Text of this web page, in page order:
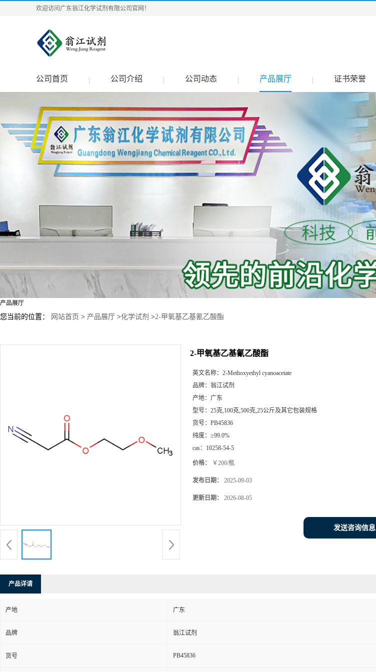
欢迎访问广东翁江化学试剂有限公司官网！
公司首页 公司介绍 公司动态 产品展厅 证书荣誉
产品展厅
您当前的位置： 网站首页 > 产品展厅 >化学试剂 >2-甲氧基乙基氰乙酸酯
2-甲氧基乙基氰乙酸酯
英文名称： 2-Methoxyethyl cyanoacetate
品牌： 翁江试剂
产地： 广东
型号： 25克,100克,500克,25公斤及其它包装规格
货号： PB45836
纯度： ≥99.0%
cas： 10258-54-5
价格： ￥200/瓶
发布日期： 2025-09-03
更新日期： 2026-08-05
发送咨询信息
产品详请
产地 广东
品牌 翁江试剂
货号 PB45836